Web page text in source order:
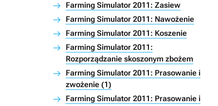
Farming Simulator 2011: Zasiew
Farming Simulator 2011: Nawożenie
Farming Simulator 2011: Koszenie
Farming Simulator 2011:
Rozporządzanie skoszonym zbożem
Farming Simulator 2011: Prasowanie i
zwożenie (1)
Farming Simulator 2011: Prasowanie i